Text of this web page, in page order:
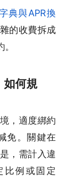
典與APR換
雜的收費拆成
如何規
，適度綁約
免。關鍵在
，需計入違
比例或固定